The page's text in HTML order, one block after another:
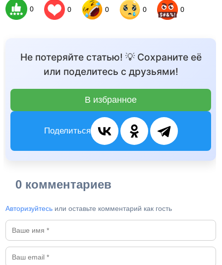
0 0 0 0 0
Не потеряйте статью! 💡 Сохраните её
или поделитесь с друзьями!
В избранное
Поделиться
0 комментариев
Авторизуйтесь или оставьте комментарий как гость